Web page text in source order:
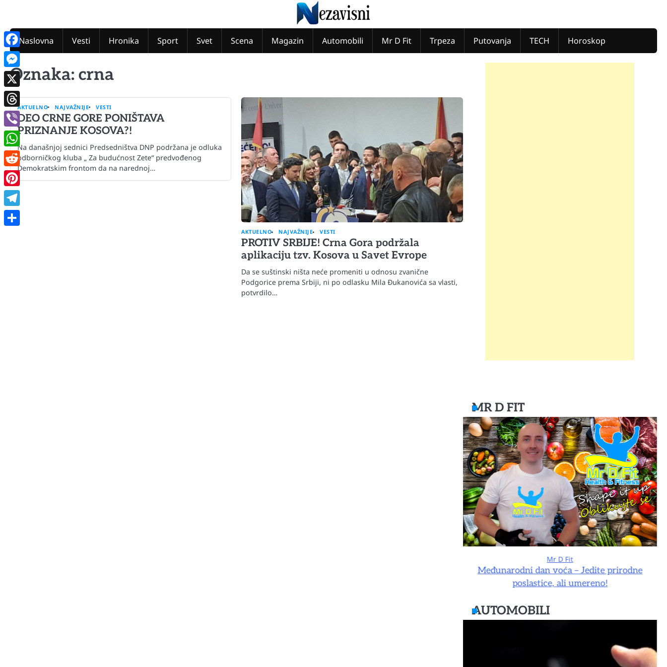
content
Naslovna
Vesti Hronika Sport Svet Scena Magazin Automobili Mr D Fit Trpeza Putovanja TECH Horoskop
Oznaka:crna
AKTUELNO NAJVAŽNIJE VESTI
DEO CRNE GORE PONIŠTAVA
PRIZNANJE KOSOVA?!
Na današnjoj sednici Predsedništva DNP podržana je odluka
odborničkog kluba „ Za budućnost Zete“ predvođenog
Demokratskim frontom da na narednoj…
AKTUELNO NAJVAŽNIJE VESTI
PROTIV SRBIJE! Crna Gora podržala
aplikaciju tzv. Kosova u Savet Evrope
Da se suštinski ništa neće promeniti u odnosu zvanične
Podgorice prema Srbiji, ni po odlasku Mila Đukanovića sa vlasti,
potvrdilo…
MR D FIT
Mr D Fit
Međunarodni dan voća – Jedite prirodne
poslastice, ali umereno!
AUTOMOBILI
Facebook
Messenger
X
Threads
Viber
WhatsApp
Reddit
Pinterest
Telegram